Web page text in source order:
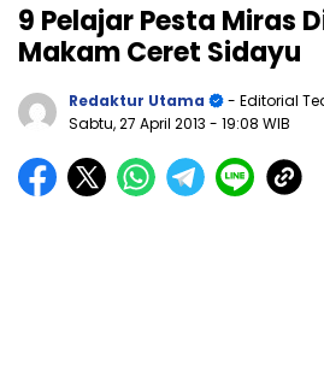
9 Pelajar Pesta Miras
Makam Ceret Sidayu
Redaktur Utama
- Editorial
Sabtu, 27 April 2013 - 19:08 WIB